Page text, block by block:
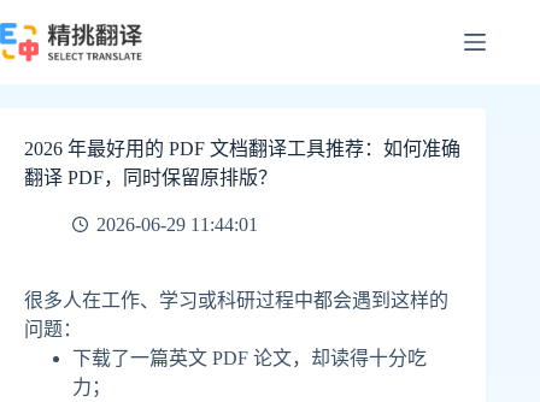
至
2026 年最好用的 PDF 文档翻译工具推荐：如何准确
翻译 PDF，同时保留原排版？
2026-06-29 11:44:01
很多人在工作、学习或科研过程中都会遇到这样的
问题：
下载了一篇英文 PDF 论文，却读得十分吃
力；